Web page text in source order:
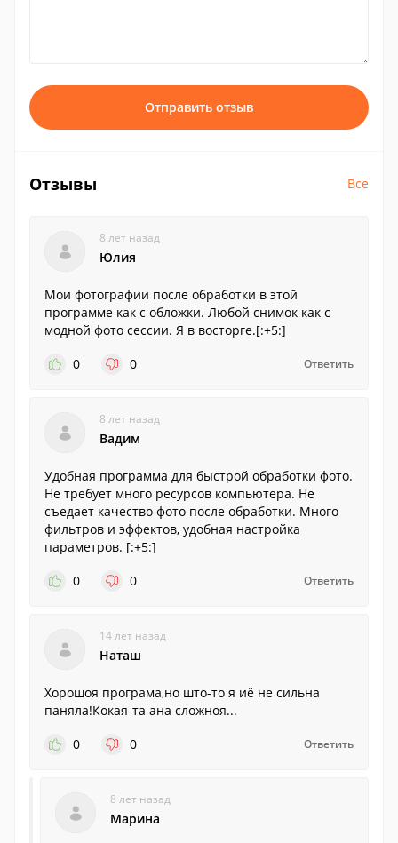
Отправить отзыв
Отзывы Все
8 лет назад
Юлия
Мои фотографии после обработки в этой
программе как с обложки. Любой снимок как с
модной фото сессии. Я в восторге.[:+5:]
0
0 Ответить
8 лет назад
Вадим
Удобная программа для быстрой обработки фото.
Не требует много ресурсов компьютера. Не
съедает качество фото после обработки. Много
фильтров и эффектов, удобная настройка
параметров. [:+5:]
0
0 Ответить
14 лет назад
Наташ
Хорошоя програма,но што-то я иё не сильна
паняла!Кокая-та ана сложноя...
0
0 Ответить
8 лет назад
Марина